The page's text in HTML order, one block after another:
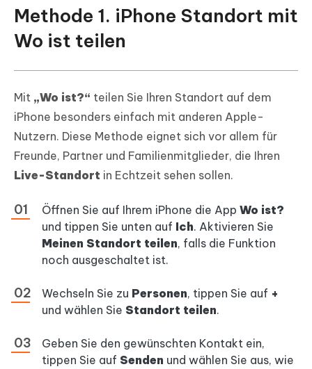
Extra-Tipp: Virtuellen Standort mit
Tenorshare iAnyGo ändern
Methode 1. iPhone Standort mit
Wo ist teilen
Mit „Wo ist?“ teilen Sie Ihren Standort auf dem
iPhone besonders einfach mit anderen Apple-
Nutzern. Diese Methode eignet sich vor allem für
Freunde, Partner und Familienmitglieder, die Ihren
Live-Standort in Echtzeit sehen sollen.
Öffnen Sie auf Ihrem iPhone die App Wo ist?
und tippen Sie unten auf Ich. Aktivieren Sie
Meinen Standort teilen, falls die Funktion
noch ausgeschaltet ist.
Wechseln Sie zu Personen, tippen Sie auf +
und wählen Sie Standort teilen.
Geben Sie den gewünschten Kontakt ein,
tippen Sie auf Senden und wählen Sie aus, wie